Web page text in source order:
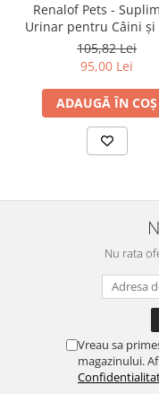
Renalof Pets -
Urinar pentru Câini și
105,82 Lei
95,00 Lei
ADAUGĂ ÎN COȘ
Nu rata
Vreau sa
magazinului.